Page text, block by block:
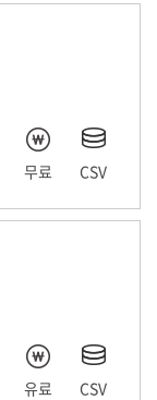
무료 CSV
유료 CSV